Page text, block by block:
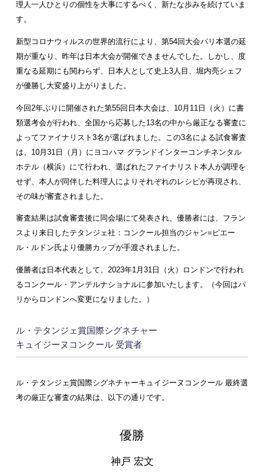
理人一人ひとりの個性を大事にするべく、新たな歩みを続けていま
す。
新型コロナウィルスの世界的流行により、第54回大会パリ本選の延
期が重なり、昨年は日本大会が開催できませんでした。しかし、度
重なる延期にも関わらず、日本人として史上3人目、堀内亮シェフ
が優勝し大変盛り上がりました。
今回2年ぶりに開催された第55回日本大会は、10月11日（火）に書
類選考会が行われ、全国から応募した13名の中から厳正なる審査に
よってファイナリスト3名が選ばれました。この3名による試食審査
は、10月31日（月）にヨコハマ グランドインターコンチネンタル
ホテル（横浜）にて行われ、選ばれたファイナリスト本人が調理を
せず、本人が同伴した料理人によりそれぞれのレシピが再現され、
その味が審査されました。
審査結果は試食審査後に同会場にて発表され、優勝者には、フラン
スより来日したテタンジェ社：コンクール担当のジャン=ピエー
ル・ルドン氏より優勝カップが手渡されました。
優勝者は日本代表として、2023年1月31日（火）ロンドンで行われ
るコンクール・アンテルナショナルに参加いたします。（今回はパ
リからロンドンへ変更になりました。）
ル・テタンジェ賞国際シグネチャー
キュイジーヌコンクール 受賞者
ル・テタンジェ賞国際シグネチャーキュイジーヌコンクール 最終選
考の厳正な審査の結果は、以下の通りです。
優勝
神戸 宏文